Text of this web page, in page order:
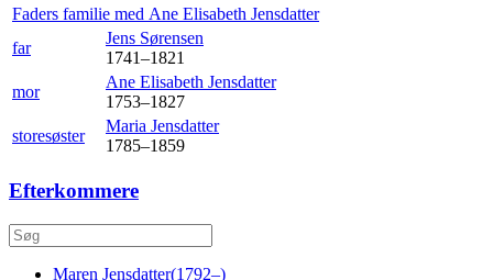
Faders familie med Ane Elisabeth Jensdatter
far
Jens Sørensen
1741–1821
mor
Ane Elisabeth Jensdatter
1753–1827
storesøster
Maria Jensdatter
1785–1859
Efterkommere
Maren Jensdatter(1792–)